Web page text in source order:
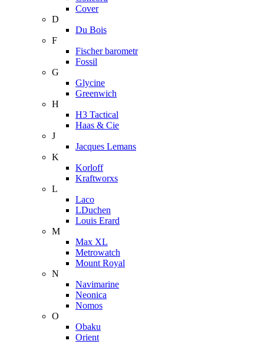
Cover
D
Du Bois
F
Fischer barometr
Fossil
G
Glycine
Greenwich
H
H3 Tactical
Haas & Cie
J
Jacques Lemans
K
Korloff
Kraftworxs
L
Laco
LDuchen
Louis Erard
M
Max XL
Metrowatch
Mount Royal
N
Navimarine
Neonica
Nomos
O
Obaku
Orient